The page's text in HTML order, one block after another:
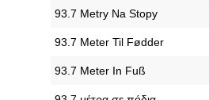
‎93.7 Metry Na Stopy
‎93.7 Meter Til Fødder
‎93.7 Meter In Fuß